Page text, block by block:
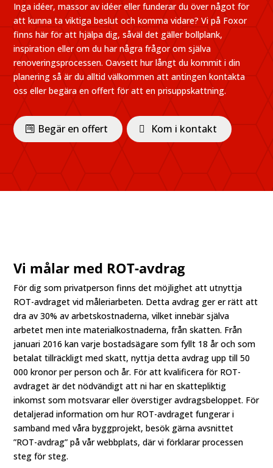
Inga idéer, massor av idéer eller funderar du över något för
att kunna ta viktiga beslut och komma vidare? Vi på Foxor
finns här för att hjälpa dig, såväl det gäller bollplank,
inspiration eller om du har några frågor om själva
renoveringsprocessen. Oavsett hur långt du kommit i din
planering så är du alltid välkommen att antingen kontakta
oss eller begära en offert för att en prisuppskattning.
Begär en offert Kom i kontakt
Vi målar med ROT-avdrag
För dig som privatperson finns det möjlighet att utnyttja
ROT-avdraget vid måleriarbeten. Detta avdrag ger er rätt att
dra av 30% av arbetskostnaderna, vilket innebär själva
arbetet men inte materialkostnaderna, från skatten. Från
januari 2016 kan varje bostadsägare som fyllt 18 år och som
betalat tillräckligt med skatt, nyttja detta avdrag upp till 50
000 kronor per person och år. För att kvalificera för ROT-
avdraget är det nödvändigt att ni har en skattepliktig
inkomst som motsvarar eller överstiger avdragsbeloppet. För
detaljerad information om hur ROT-avdraget fungerar i
samband med våra byggprojekt, besök gärna avsnittet
”ROT-avdrag” på vår webbplats, där vi förklarar processen
steg för steg.